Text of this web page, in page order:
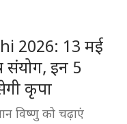
2026: 13 मई
संयोग, इन 5
कृपा
विष्णु को चढ़ाएं